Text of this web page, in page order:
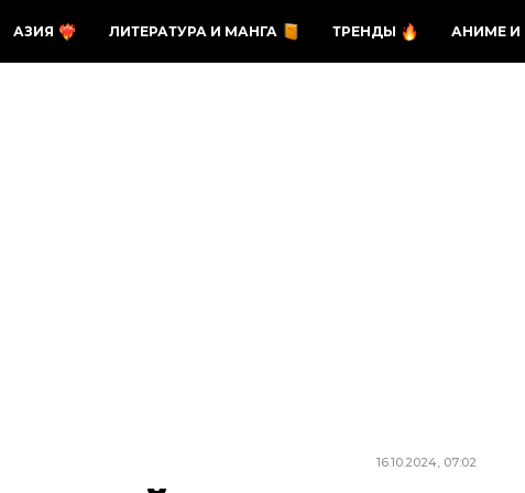
АЗИЯ ЛИТЕРАТУРА И МАНГА ТРЕНДЫ АНИМЕ И
16.10.2024, 07:02